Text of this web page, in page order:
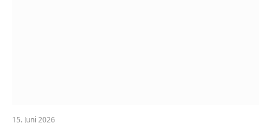
15. Juni 2026